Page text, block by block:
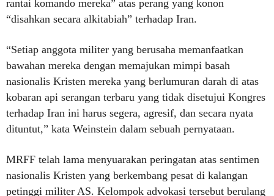
rantai komando mereka” atas perang yang konon
“disahkan secara alkitabiah” terhadap Iran.
“Setiap anggota militer yang berusaha memanfaatkan
bawahan mereka dengan memajukan mimpi basah
nasionalis Kristen mereka yang berlumuran darah di atas
kobaran api serangan terbaru yang tidak disetujui Kongres
terhadap Iran ini harus segera, agresif, dan secara nyata
dituntut,” kata Weinstein dalam sebuah pernyataan.
MRFF telah lama menyuarakan peringatan atas sentimen
nasionalis Kristen yang berkembang pesat di kalangan
petinggi militer AS. Kelompok advokasi tersebut berulang